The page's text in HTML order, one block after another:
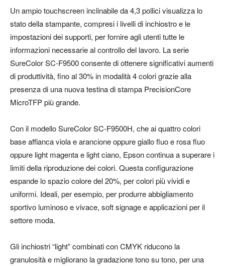
Un ampio touchscreen inclinabile da 4,3 pollici visualizza lo
stato della stampante, compresi i livelli di inchiostro e le
impostazioni dei supporti, per fornire agli utenti tutte le
informazioni necessarie al controllo del lavoro. La serie
SureColor SC-F9500 consente di ottenere significativi aumenti
di produttività, fino al 30% in modalità 4 colori grazie alla
presenza di una nuova testina di stampa PrecisionCore
MicroTFP più grande.
Con il modello SureColor SC-F9500H, che ai quattro colori
base affianca viola e arancione oppure giallo fluo e rosa fluo
oppure light magenta e light ciano, Epson continua a superare i
limiti della riproduzione dei colori. Questa configurazione
espande lo spazio colore del 20%, per colori più vividi e
uniformi. Ideali, per esempio, per produrre abbigliamento
sportivo luminoso e vivace, soft signage e applicazioni per il
settore moda.
Gli inchiostri “light” combinati con CMYK riducono la
granulosità e migliorano la gradazione tono su tono, per una